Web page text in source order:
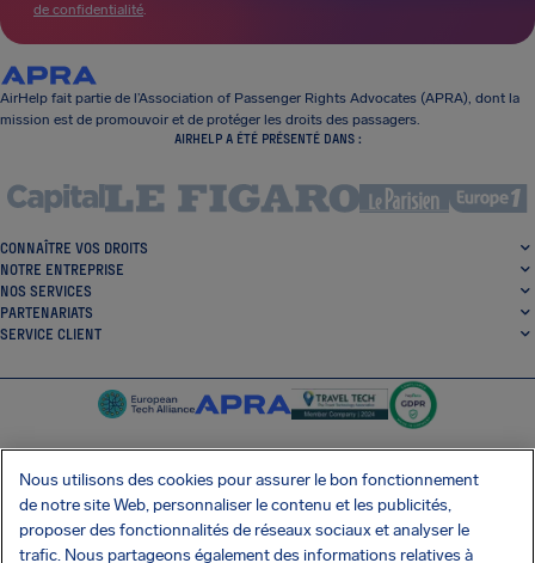
de confidentialité.
AirHelp fait partie de l’Association of Passenger Rights Advocates (APRA), dont la
mission est de promouvoir et de protéger les droits des passagers.
AIRHELP A ÉTÉ PRÉSENTÉ DANS :
CONNAÎTRE VOS DROITS
NOTRE ENTREPRISE
NOS SERVICES
PARTENARIATS
SERVICE CLIENT
SocialFacebook
SocialTwitter
SocialInstagram
SocialLinkedin
Nous utilisons des cookies pour assurer le bon fonctionnement
de notre site Web, personnaliser le contenu et les publicités,
proposer des fonctionnalités de réseaux sociaux et analyser le
trafic. Nous partageons également des informations relatives à